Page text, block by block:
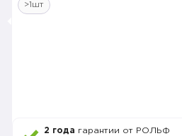
>1шт
2 года гарантии от РОЛЬФ